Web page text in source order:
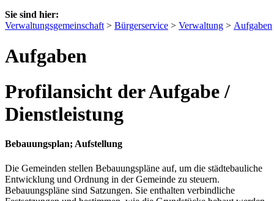
Sie sind hier:
Verwaltungsgemeinschaft > Bürgerservice > Verwaltung > Aufgaben
Aufgaben
Profilansicht der Aufgabe /
Dienstleistung
Bebauungsplan; Aufstellung
Die Gemeinden stellen Bebauungspläne auf, um die städtebauliche
Entwicklung und Ordnung in der Gemeinde zu steuern.
Bebauungspläne sind Satzungen. Sie enthalten verbindliche